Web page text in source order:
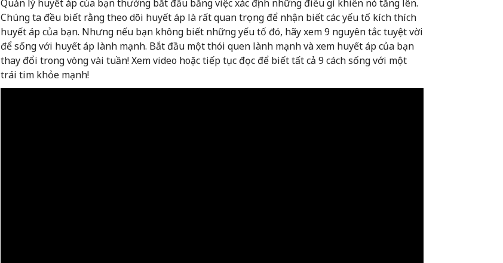
Quản lý huyết áp của bạn thường bắt đầu bằng việc xác định những điều gì khiến nó tăng lên.
Chúng ta đều biết rằng theo dõi huyết áp là rất quan trọng để nhận biết các yếu tố kích thích
huyết áp của bạn. Nhưng nếu bạn không biết những yếu tố đó, hãy xem 9 nguyên tắc tuyệt vời
để sống với huyết áp lành mạnh. Bắt đầu một thói quen lành mạnh và xem huyết áp của bạn
thay đổi trong vòng vài tuần! Xem video hoặc tiếp tục đọc để biết tất cả 9 cách sống với một
trái tim khỏe mạnh!